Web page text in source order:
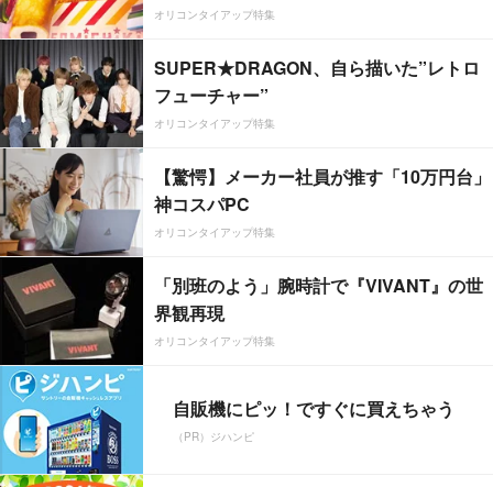
オリコンタイアップ特集
SUPER★DRAGON、自ら描いた”レトロ
フューチャー”
オリコンタイアップ特集
【驚愕】メーカー社員が推す「10万円台」
神コスパPC
オリコンタイアップ特集
「別班のよう」腕時計で『VIVANT』の世
界観再現
オリコンタイアップ特集
自販機にピッ！ですぐに買えちゃう
（PR）ジハンピ